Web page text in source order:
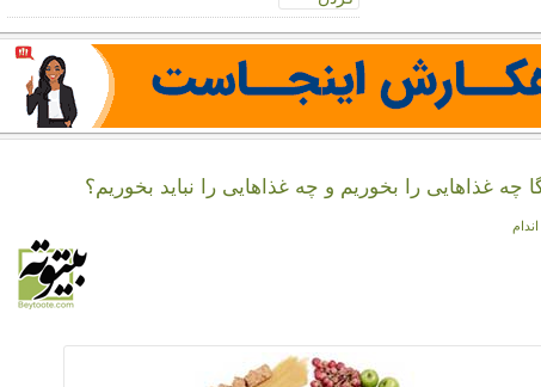
چه غذاهایی را بخوریم و چه غذاهایی را نباید بخوریم؟